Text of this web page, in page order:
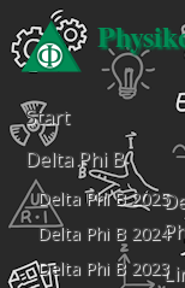
Start
Delta Phi B
Delta Phi B 2025
Delta Phi B 2024
Delta Phi B 2023